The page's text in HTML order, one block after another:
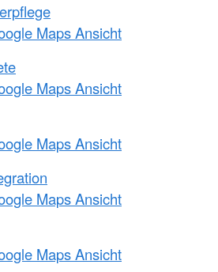
Maps Ansicht
Maps Ansicht
Maps Ansicht
Maps Ansicht
Maps Ansicht